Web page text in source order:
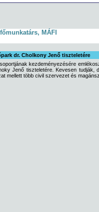
MÁFI
dr. Cholkony Jenő tiszteletére
kezdeményezésére
Jenő tiszteletére. Kevesen
mellett több civil szervezet és